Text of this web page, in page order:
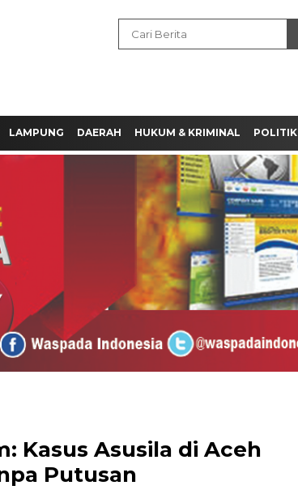
LAMPUNG DAERAH HUKUM & KRIMINAL POLITIK
Kasus Asusila di Aceh
Putusan